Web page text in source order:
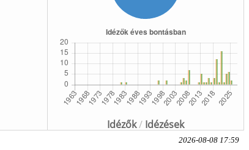
Idézők/ Idézések
2026-08-08 17:59